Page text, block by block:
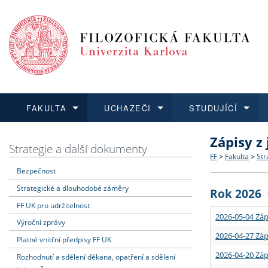
FAKULTA
Dozvědět se více
Struktura
Strategie
Podpora
UCHAZEČI
Podat přihlášku
Co
Učitelské
STUDUJÍCÍ
Dozvědět se více
Rigorózní
Dozvědět se více
O vědě a
Granty a
Dozvědět se více
Aktuální
Strategie a další dokumenty
Bezpečnost
Strategické a dlouhodobé záměry
FF UK pro udržitelnost
Výroční zprávy
Platné vnitřní předpisy FF UK
Rozhodnutí a sdělení děkana, opatření a sdělení
Zápisy
FF > Fakulta >
Rok 2026
2026-05-04
2026-04-27
2026-04-20